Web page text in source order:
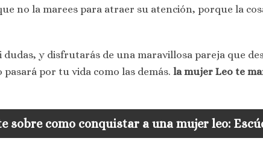
no la marees para atraer su atención, porque la
dudas, y disfrutarás de una maravillosa pareja que
por tu vida como las demás. la mujer Leo te
sobre como conquistar a una mujer leo: